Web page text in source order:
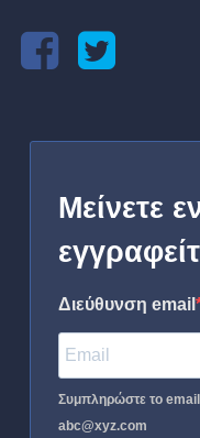
Μείνετε
Διεύθυνση email
Συμπληρώστε το email
abc@xyz.com